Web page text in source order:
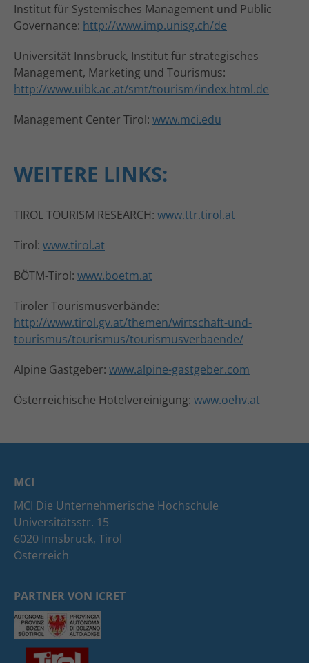
Institut für Systemisches Management und Public
Governance: http://www.imp.unisg.ch/de
Universität Innsbruck, Institut für strategisches
Management, Marketing und Tourismus:
http://www.uibk.ac.at/smt/tourism/index.html.de
Management Center Tirol: www.mci.edu
WEITERE LINKS:
TIROL TOURISM RESEARCH: www.ttr.tirol.at
Tirol: www.tirol.at
BÖTM-Tirol: www.boetm.at
Tiroler Tourismusverbände:
http://www.tirol.gv.at/themen/wirtschaft-und-
tourismus/tourismus/tourismusverbaende/
Alpine Gastgeber: www.alpine-gastgeber.com
Österreichische Hotelvereinigung: www.oehv.at
MCI
MCI Die Unternehmerische Hochschule
Universitätsstr. 15
6020 Innsbruck, Tirol
Österreich
PARTNER VON ICRET